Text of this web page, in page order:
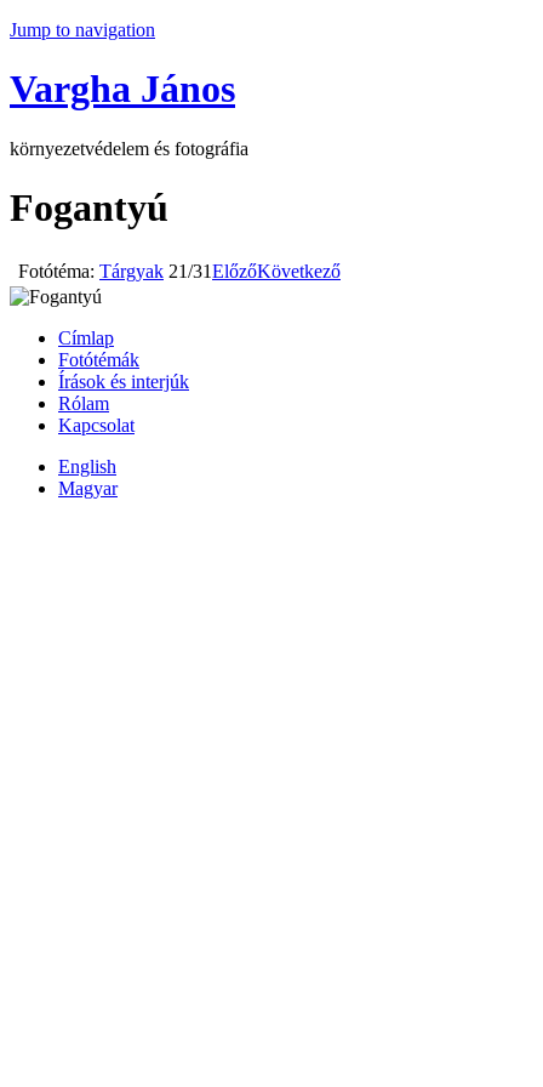
Jump to navigation
Vargha János
környezetvédelem és fotográfia
Fogantyú
Fotótéma: Tárgyak 21/31ElőzőKövetkező
Címlap
Fotótémák
Írások és interjúk
Rólam
Kapcsolat
English
Magyar